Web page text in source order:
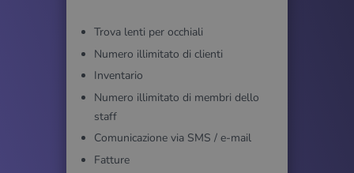
Trova lenti per occhiali
Numero illimitato di clienti
Inventario
Numero illimitato di membri dello
staff
Comunicazione via SMS / e-mail
Fatture